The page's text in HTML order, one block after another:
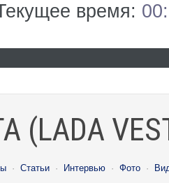
время:
(LADA
· Статьи · Интервью · Фото ·